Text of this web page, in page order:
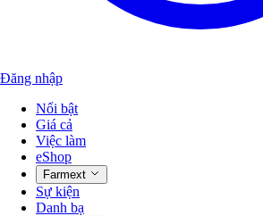
Đăng nhập
Nổi bật
Giá cả
Việc làm
eShop
Farmext
Sự kiện
Danh bạ